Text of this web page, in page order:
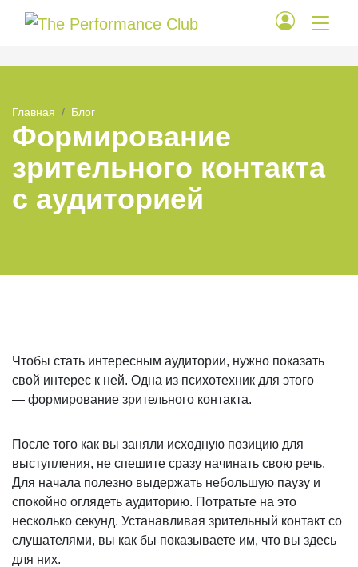
Главная Блог
Формирование
зрительного контакта
с аудиторией
Чтобы стать интересным аудитории, нужно показать
свой интерес к ней. Одна из психотехник для этого
— формирование зрительного контакта.
После того как вы заняли исходную позицию для
выступления, не спешите сразу начинать свою речь.
Для начала полезно выдержать небольшую паузу и
спокойно оглядеть аудиторию. Потратьте на это
несколько секунд. Устанавливая зрительный контакт со
слушателями, вы как бы показываете им, что вы здесь
для них.